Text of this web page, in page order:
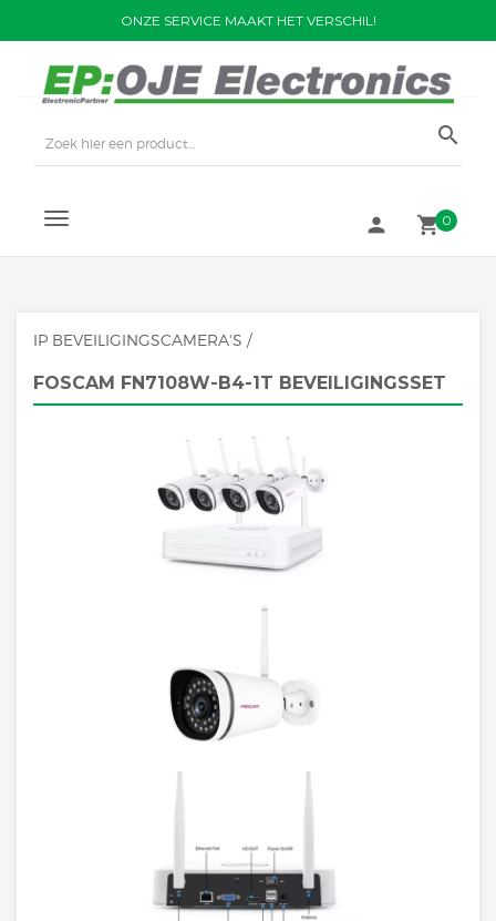
ONZE SERVICE MAAKT HET VERSCHIL!
search
local_grocery_store0
person
TOGGLE
IP BEVEILIGINGSCAMERA'S /
FOSCAM FN7108W-B4-1T BEVEILIGINGSSET